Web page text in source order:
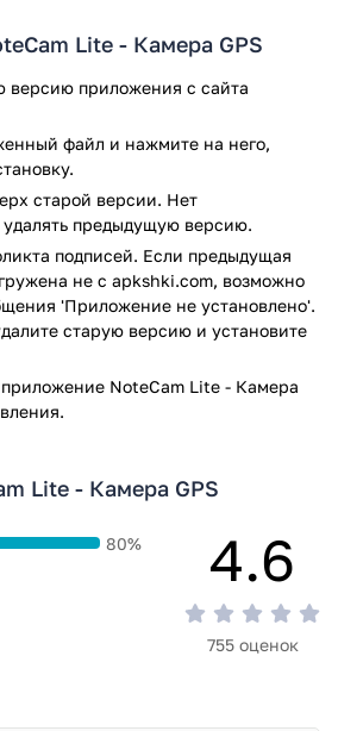
добавлять заметки к фотографиям;
управления функциями приложения;
информации о фото;
данных из GPS-навигатора;
можно активировать таймер,
выбрать ID и размер фото.
Lite - Камера GPS прошло проверку
В результате проверки по всем
заражения файлов не выявлено.
Lite - Камера GPS
версию приложения с сайта
файл и нажмите на него,
старой версии. Нет
удалять предыдущую версию.
подписей. Если предыдущая
не с apkshki.com, возможно
'Приложение не установлено'.
старую версию и установите
приложениe NoteCam Lite - Камера
Lite - Камера GPS
80% 4.6
755 оценок